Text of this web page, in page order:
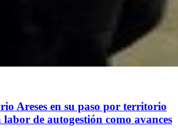
Areses en su paso por territorio
de autogestión como avances